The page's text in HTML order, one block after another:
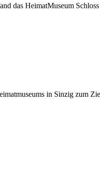
das HeimatMuseum
in Sinzig zum